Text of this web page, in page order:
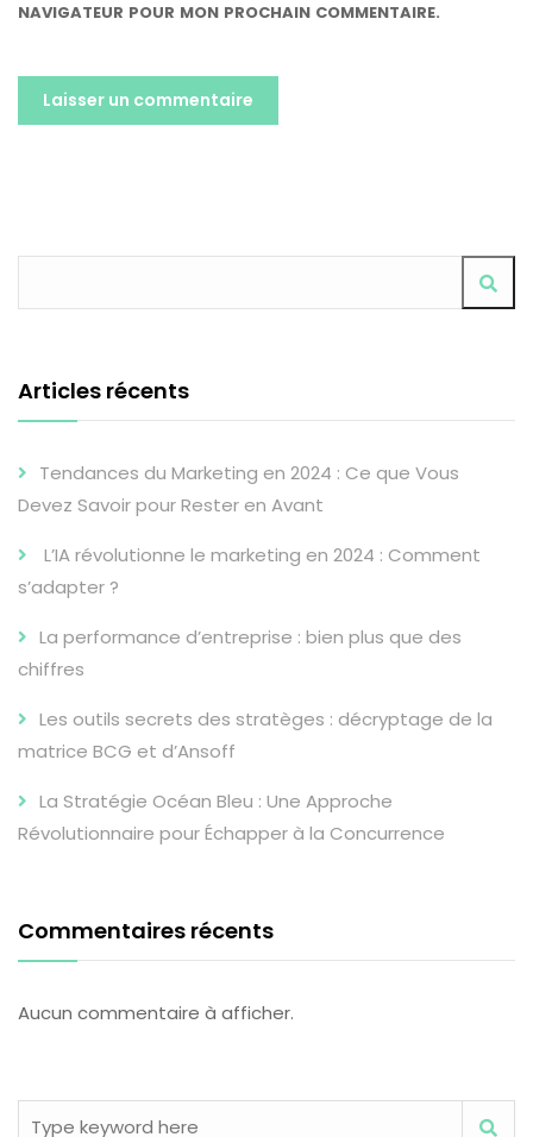
NAVIGATEUR POUR MON PROCHAIN COMMENTAIRE.
Articles récents
Tendances du Marketing en 2024 : Ce que Vous
Devez Savoir pour Rester en Avant
L’IA révolutionne le marketing en 2024 : Comment
s’adapter ?
La performance d’entreprise : bien plus que des
chiffres
Les outils secrets des stratèges : décryptage de la
matrice BCG et d’Ansoff
La Stratégie Océan Bleu : Une Approche
Révolutionnaire pour Échapper à la Concurrence
Commentaires récents
Aucun commentaire à afficher.